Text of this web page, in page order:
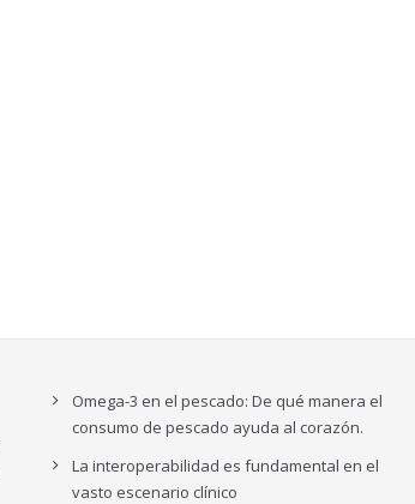
Omega-3 en el pescado: De qué manera el
consumo de pescado ayuda al corazón.
La interoperabilidad es fundamental en el
vasto escenario clínico